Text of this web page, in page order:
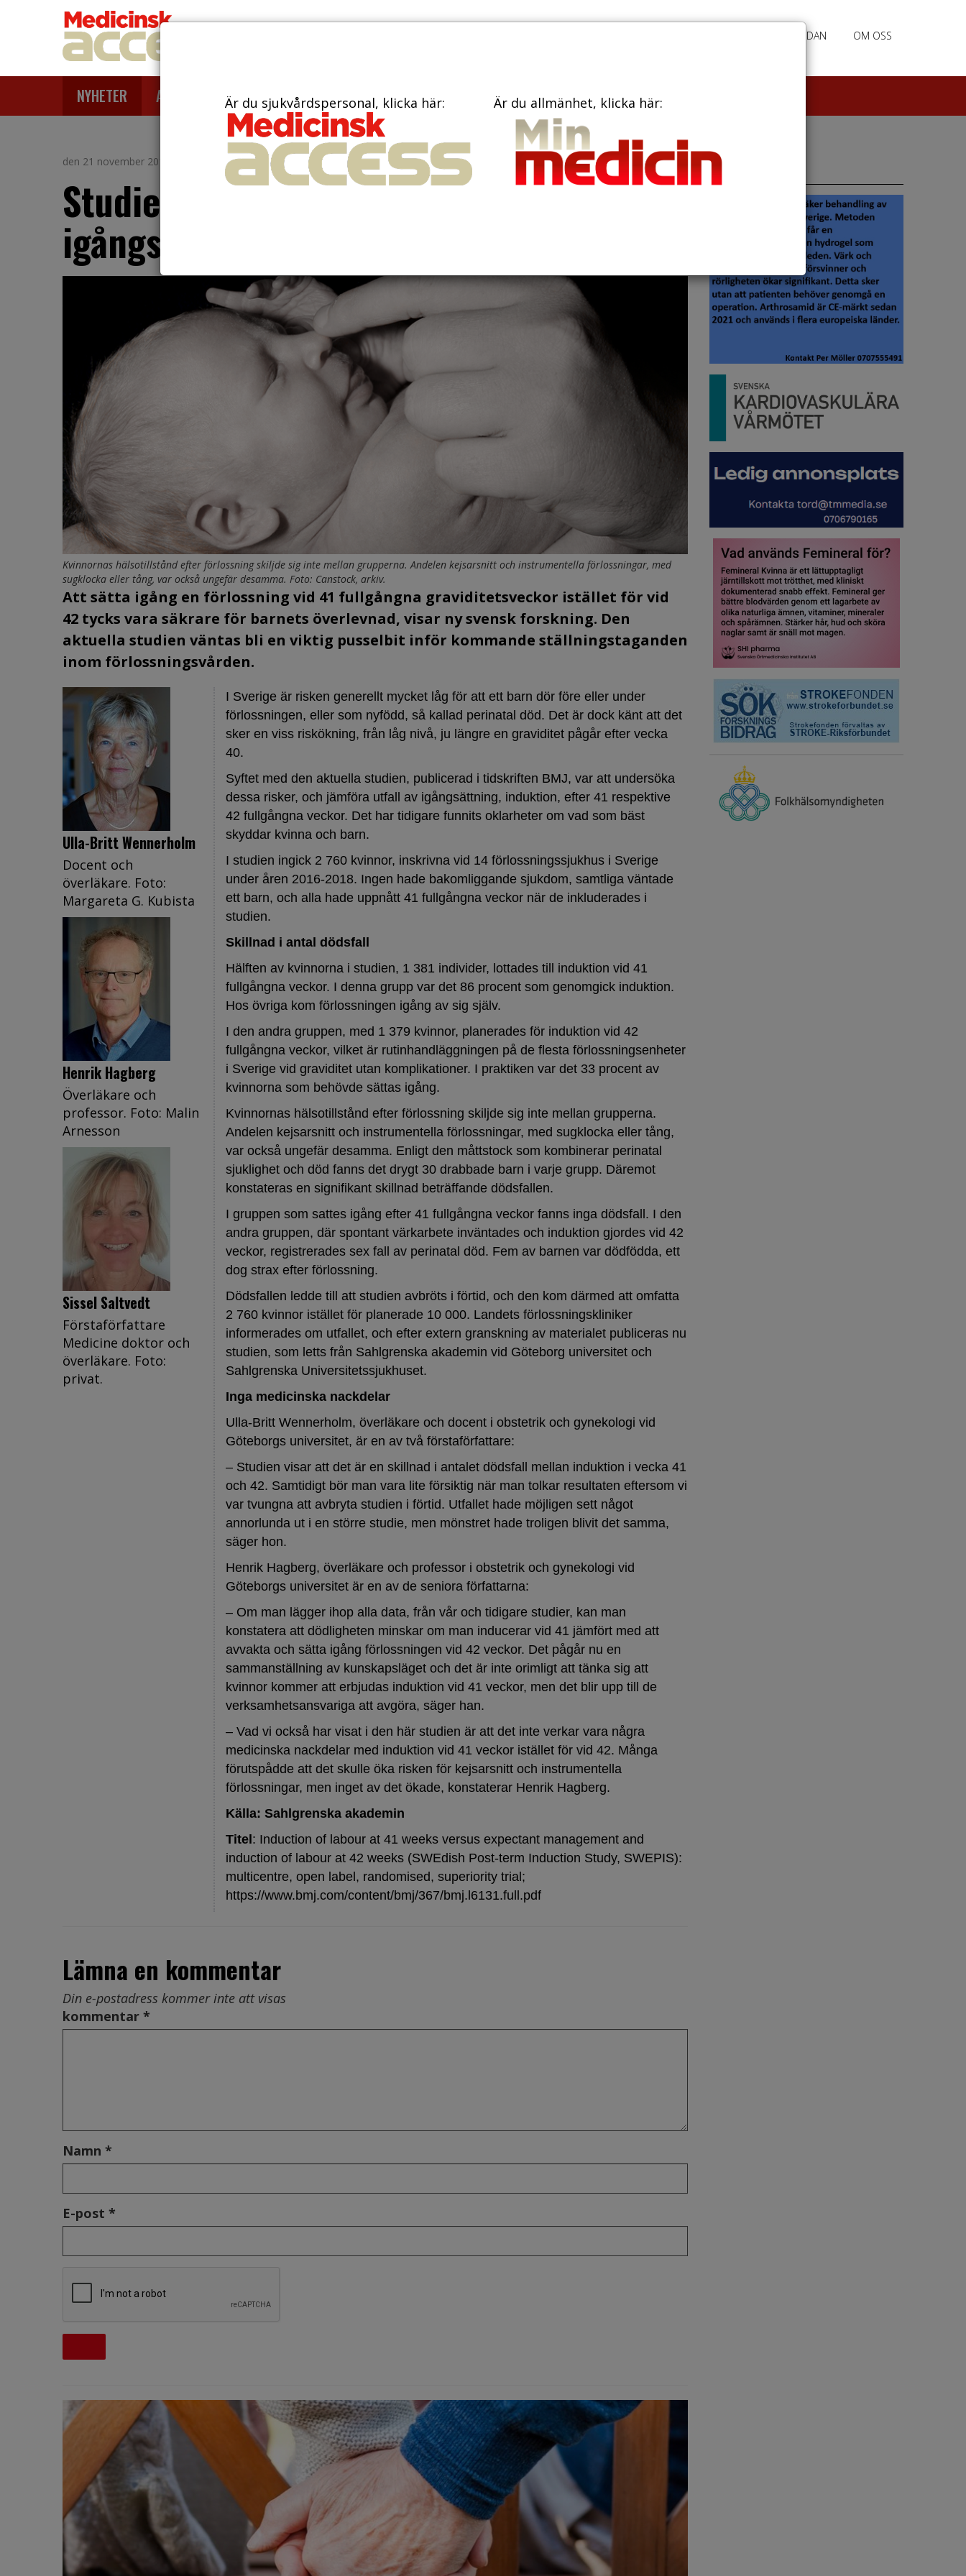
ANNONSERING HEMSIDAN OM OSS
NYHETER ARTIKLAR AKTUELLT TIDNINGAR BÖCKER KONTAKT
den 21 november 2019
Studie visar på lägre dödlighet vid
igångsättning efter 41 graviditetsveckor
Kvinnornas hälsotillstånd efter förlossning skiljde sig inte mellan grupperna. Andelen kejsarsnitt och instrumentella förlossningar, med
sugklocka eller tång, var också ungefär desamma. Foto: Canstock, arkiv.
Att sätta igång en förlossning vid 41 fullgångna graviditetsveckor istället för vid
42 tycks vara säkrare för barnets överlevnad, visar ny svensk forskning. Den
aktuella studien väntas bli en viktig pusselbit inför kommande ställningstaganden
inom förlossningsvården.
Ulla-Britt Wennerholm
Docent och
överläkare. Foto:
Margareta G. Kubista
Henrik Hagberg
Överläkare och
professor. Foto: Malin
Arnesson
Sissel Saltvedt
Förstaförfattare
Medicine doktor och
överläkare. Foto:
privat.
I Sverige är risken generellt mycket låg för att ett barn dör före eller under
förlossningen, eller som nyfödd, så kallad perinatal död. Det är dock känt att det
sker en viss riskökning, från låg nivå, ju längre en graviditet pågår efter vecka
40.
Syftet med den aktuella studien, publicerad i tidskriften BMJ, var att undersöka
dessa risker, och jämföra utfall av igångsättning, induktion, efter 41 respektive
42 fullgångna veckor. Det har tidigare funnits oklarheter om vad som bäst
skyddar kvinna och barn.
I studien ingick 2 760 kvinnor, inskrivna vid 14 förlossningssjukhus i Sverige
under åren 2016-2018. Ingen hade bakomliggande sjukdom, samtliga väntade
ett barn, och alla hade uppnått 41 fullgångna veckor när de inkluderades i
studien.
Skillnad i antal dödsfall
Hälften av kvinnorna i studien, 1 381 individer, lottades till induktion vid 41
fullgångna veckor. I denna grupp var det 86 procent som genomgick induktion.
Hos övriga kom förlossningen igång av sig själv.
I den andra gruppen, med 1 379 kvinnor, planerades för induktion vid 42
fullgångna veckor, vilket är rutinhandläggningen på de flesta förlossningsenheter
i Sverige vid graviditet utan komplikationer. I praktiken var det 33 procent av
kvinnorna som behövde sättas igång.
Kvinnornas hälsotillstånd efter förlossning skiljde sig inte mellan grupperna.
Andelen kejsarsnitt och instrumentella förlossningar, med sugklocka eller tång,
var också ungefär desamma. Enligt den måttstock som kombinerar perinatal
sjuklighet och död fanns det drygt 30 drabbade barn i varje grupp. Däremot
konstateras en signifikant skillnad beträffande dödsfallen.
I gruppen som sattes igång efter 41 fullgångna veckor fanns inga dödsfall. I den
andra gruppen, där spontant värkarbete inväntades och induktion gjordes vid 42
veckor, registrerades sex fall av perinatal död. Fem av barnen var dödfödda, ett
dog strax efter förlossning.
Dödsfallen ledde till att studien avbröts i förtid, och den kom därmed att omfatta
2 760 kvinnor istället för planerade 10 000. Landets förlossningskliniker
informerades om utfallet, och efter extern granskning av materialet publiceras nu
studien, som letts från Sahlgrenska akademin vid Göteborg universitet och
Sahlgrenska Universitetssjukhuset.
Inga medicinska nackdelar
Ulla-Britt Wennerholm, överläkare och docent i obstetrik och gynekologi vid
Göteborgs universitet, är en av två förstaförfattare:
– Studien visar att det är en skillnad i antalet dödsfall mellan induktion i vecka 41
och 42. Samtidigt bör man vara lite försiktig när man tolkar resultaten eftersom vi
var tvungna att avbryta studien i förtid. Utfallet hade möjligen sett något
annorlunda ut i en större studie, men mönstret hade troligen blivit det samma,
säger hon.
Henrik Hagberg, överläkare och professor i obstetrik och gynekologi vid
Göteborgs universitet är en av de seniora författarna:
– Om man lägger ihop alla data, från vår och tidigare studier, kan man
konstatera att dödligheten minskar om man inducerar vid 41 jämfört med att
avvakta och sätta igång förlossningen vid 42 veckor. Det pågår nu en
sammanställning av kunskapsläget och det är inte orimligt att tänka sig att
kvinnor kommer att erbjudas induktion vid 41 veckor, men det blir upp till de
verksamhetsansvariga att avgöra, säger han.
– Vad vi också har visat i den här studien är att det inte verkar vara några
medicinska nackdelar med induktion vid 41 veckor istället för vid 42. Många
förutspådde att det skulle öka risken för kejsarsnitt och instrumentella
förlossningar, men inget av det ökade, konstaterar Henrik Hagberg.
Källa: Sahlgrenska akademin
Titel: Induction of labour at 41 weeks versus expectant management and
induction of labour at 42 weeks (SWEdish Post-term Induction Study, SWEPIS):
multicentre, open label, randomised, superiority trial;
https://www.bmj.com/content/bmj/367/bmj.l6131.full.pdf
Lämna en kommentar
Din e-postadress kommer inte att visas
kommentar *
Namn *
E-post *
Annonser
Är du sjukvårdspersonal, klicka här: Är du allmänhet, klicka här: